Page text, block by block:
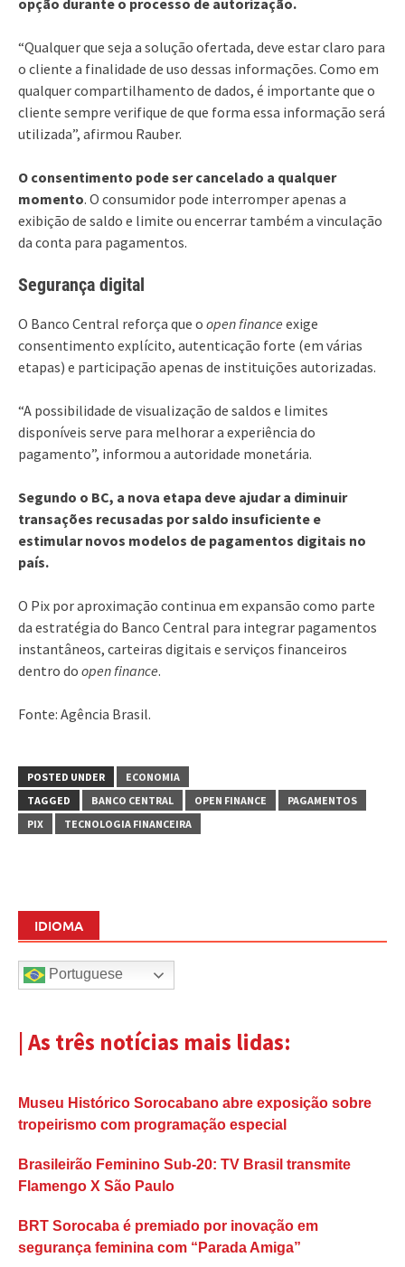
“Qualquer que seja a solução ofertada, deve estar claro para
o cliente a finalidade de uso dessas informações. Como em
qualquer compartilhamento de dados, é importante que o
cliente sempre verifique de que forma essa informação será
utilizada”, afirmou Rauber.
O consentimento pode ser cancelado a qualquer
momento. O consumidor pode interromper apenas a
exibição de saldo e limite ou encerrar também a vinculação
da conta para pagamentos.
Segurança digital
O Banco Central reforça que o open finance exige
consentimento explícito, autenticação forte (em várias
etapas) e participação apenas de instituições autorizadas.
“A possibilidade de visualização de saldos e limites
disponíveis serve para melhorar a experiência do
pagamento”, informou a autoridade monetária.
Segundo o BC, a nova etapa deve ajudar a diminuir
transações recusadas por saldo insuficiente e
estimular novos modelos de pagamentos digitais no
país.
O Pix por aproximação continua em expansão como parte
da estratégia do Banco Central para integrar pagamentos
instantâneos, carteiras digitais e serviços financeiros
dentro do open finance.
Fonte: Agência Brasil.
POSTED UNDER
ECONOMIA
TAGGED
BANCO CENTRAL OPEN FINANCE
PAGAMENTOS
PIX
TECNOLOGIA FINANCEIRA
IDIOMA
Portuguese
| As três notícias mais lidas:
Museu Histórico Sorocabano abre exposição sobre
tropeirismo com programação especial
Brasileirão Feminino Sub-20: TV Brasil transmite
Flamengo X São Paulo
BRT Sorocaba é premiado por inovação em
segurança feminina com “Parada Amiga”